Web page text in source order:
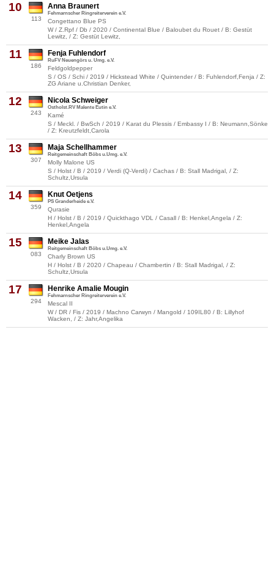
10
113
Anna Braunert
Fehmarnscher Ringreiterverein e.V.
Congettano Blue PS
W / Z.Rpf / Db / 2020 / Continental Blue / Baloubet du Rouet / B: Gestüt
Lewitz, / Z: Gestüt Lewitz,
11
186
Fenja Fuhlendorf
RuFV Neuengörs u. Umg. e.V.
Feldgoldpepper
S / OS / Schi / 2019 / Hickstead White / Quintender / B: Fuhlendorf,Fenja / Z:
ZG Ariane u.Christian Denker,
12
243
Nicola Schweiger
Ostholst.RV Malente Eutin e.V.
Kamé
S / Meckl. / BwSch / 2019 / Karat du Plessis / Embassy I / B: Neumann,Sönke
/ Z: Kreutzfeldt,Carola
13
307
Maja Schellhammer
Reitgemeinschaft Böbs u.Umg. e.V.
Molly Malone US
S / Holst / B / 2019 / Verdi (Q-Verdi) / Cachas / B: Stall Madrigal, / Z:
Schultz,Ursula
14
359
Knut Oetjens
PS Granderheide e.V.
Qurasie
H / Holst / B / 2019 / Quickthago VDL / Casall / B: Henkel,Angela / Z:
Henkel,Angela
15
083
Meike Jalas
Reitgemeinschaft Böbs u.Umg. e.V.
Charly Brown US
H / Holst / B / 2020 / Chapeau / Chambertin / B: Stall Madrigal, / Z:
Schultz,Ursula
17
294
Henrike Amalie Mougin
Fehmarnscher Ringreiterverein e.V.
Mescal II
W / DR / Fis / 2019 / Machno Carwyn / Mangold / 109IL80 / B: Lillyhof
Wacken, / Z: Jahr,Angelika